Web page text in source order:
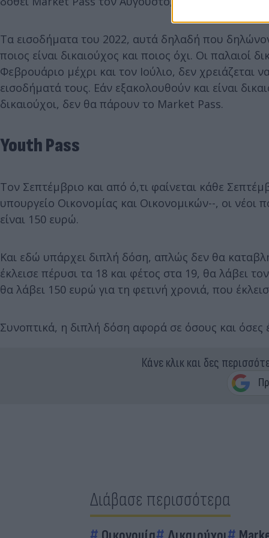
Τα εισοδήματα του 2022, αυτά δηλαδή που
ποιος είναι δικαιούχος και ποιος όχι. Οι
Φεβρουάριο μέχρι και τον Ιούλιο, δεν
εισοδήματά τους. Εάν εξακολουθούν και είναι
δικαιούχοι, δεν θα πάρουν το Market Pass.
Youth Pass
Τον Σεπτέμβριο και από ό,τι φαίνεται κάθε
υπουργείο Οικονομίας και Οικονομικών--, οι
είναι 150 ευρώ.
Και εδώ υπάρχει διπλή δόση, απλώς δεν θα
έκλεισε πέρυσι τα 18 και φέτος στα 19, θα λάβει
θα λάβει 150 ευρώ για τη φετινή χρονιά, που
Συνοπτικά, η διπλή δόση αφορά σε όσους και όσες
Κάνε κλικ και δες
Διάβασε περισσότερα